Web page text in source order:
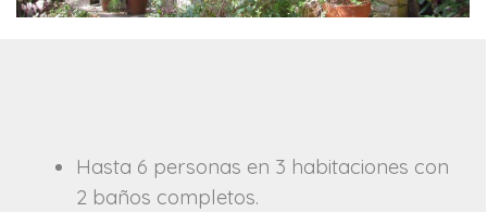
Hasta 6 personas en 3 habitaciones con
2 baños completos.